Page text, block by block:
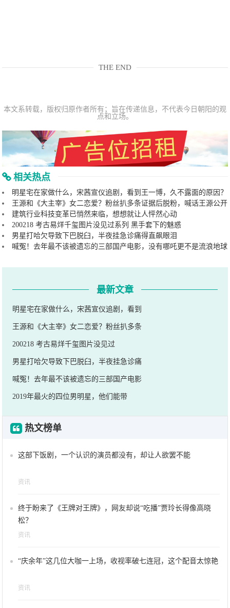
THE END
本文系转载，版权归原作者所有；旨在传递信息，不代表今日朝阳的观
点和立场。
相关热点
明星宅在家做什么，宋茜宣仪追剧，看到王一博，久不露面的原因？
王源和《大主宰》女二恋爱？粉丝扒多条证据后脱粉，喊话王源公开
建筑行业科技变革已悄然来临，想想就让人怦然心动
200218 考古易烊千玺图片没见过系列 黑手套下的魅惑
男星打哈欠导致下巴脱臼，半夜挂急诊痛得直飙眼泪
喊冤！去年最不该被遗忘的三部国产电影，没有哪吒更不是流浪地球
最新文章
明星宅在家做什么，宋茜宣仪追剧，看到
王源和《大主宰》女二恋爱？粉丝扒多条
200218 考古易烊千玺图片没见过
男星打哈欠导致下巴脱臼，半夜挂急诊痛
喊冤！去年最不该被遗忘的三部国产电影
2019年最火的四位男明星，他们能带
热文榜单
这部下饭剧，一个认识的演员都没有，却让人欲罢不能
资讯
终于盼来了《王牌对王牌》，网友却说“吃播”贾玲长得像高晓
松？
资讯
“庆余年”这几位大咖一上场，收视率破七连冠，这个配音太惊艳
资讯